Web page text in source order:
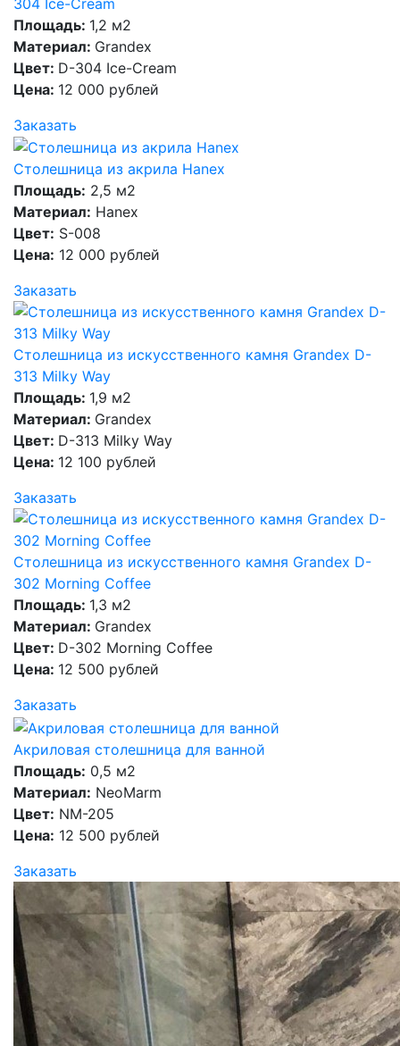
Площадь: 1,2 м2
Материал: Grandex
Цвет: D-304 Ice-Cream
Цена: 12 000 рублей
Заказать
Столешница из акрила Hanex
Площадь: 2,5 м2
Материал: Hanex
Цвет: S-008
Цена: 12 000 рублей
Заказать
Столешница из искусственного камня Grandex D-
313 Milky Way
Площадь: 1,9 м2
Материал: Grandex
Цвет: D-313 Milky Way
Цена: 12 100 рублей
Заказать
Столешница из искусственного камня Grandex D-
302 Morning Coffee
Площадь: 1,3 м2
Материал: Grandex
Цвет: D-302 Morning Coffee
Цена: 12 500 рублей
Заказать
Акриловая столешница для ванной
Площадь: 0,5 м2
Материал: NeoMarm
Цвет: NM-205
Цена: 12 500 рублей
Заказать